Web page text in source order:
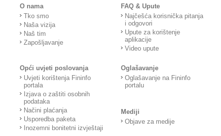
O nama
Tko smo
Naša vizija
Naš tim
Zapošljavanje
FAQ & Upute
Najčešća korisnička pitanja
i odgovori
Upute za korištenje
aplikacije
Video upute
Opći uvjeti poslovanja
Uvjeti korištenja Fininfo
portala
Izjava o zaštiti osobnih
podataka
Načini plaćanja
Usporedba paketa
Inozemni bonitetni izvještaji
Oglašavanje
Oglašavanje na Fininfo
portalu
Mediji
Objave za medije